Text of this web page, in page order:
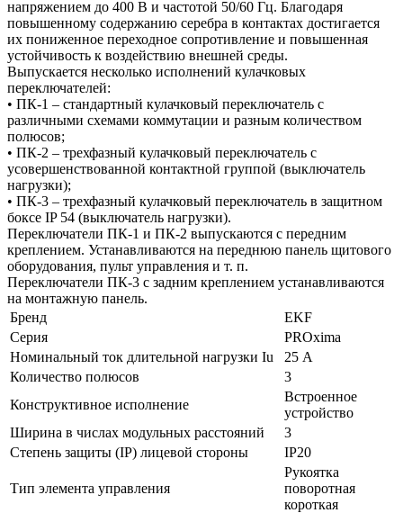
напряжением до 400 В и частотой 50/60 Гц. Благодаря
повышенному содержанию серебра в контактах достигается
их пониженное переходное сопротивление и повышенная
устойчивость к воздействию внешней среды.
Выпускается несколько исполнений кулачковых
переключателей:
• ПК-1 – стандартный кулачковый переключатель с
различными схемами коммутации и разным количеством
полюсов;
• ПК-2 – трехфазный кулачковый переключатель с
усовершенствованной контактной группой (выключатель
нагрузки);
• ПК-3 – трехфазный кулачковый переключатель в защитном
боксе IP 54 (выключатель нагрузки).
Переключатели ПК-1 и ПК-2 выпускаются с передним
креплением. Устанавливаются на переднюю панель щитового
оборудования, пульт управления и т. п.
Переключатели ПК-3 с задним креплением устанавливаются
на монтажную панель.
Бренд
EKF
Серия
PROxima
Номинальный ток длительной нагрузки Iu
25 А
Количество полюсов
3
Конструктивное исполнение
Встроенное
устройство
Ширина в числах модульных расстояний
3
Степень защиты (IP) лицевой стороны
IP20
Тип элемента управления
Рукоятка
поворотная
короткая